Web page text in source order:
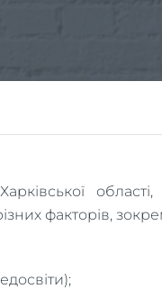
факторів,